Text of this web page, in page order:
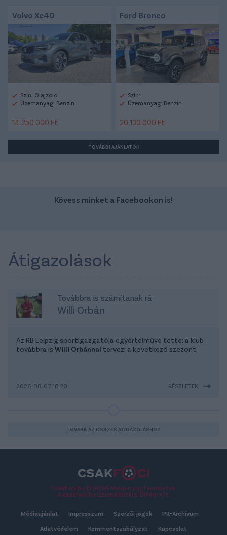
Volvo Xc40
Szín: Olajzöld
Üzemanyag: Benzin
14 250 000 Ft
Ford Bronco
Szín:
Üzemanyag: Benzin
20 130 000 Ft
TOVÁBBI AJÁNLATOK
Kövess minket a Facebookon is!
Átigazolások
Továbbra is számítanak rá
Willi Orbán
Az RB Leipzig sportigazgatója egyértelművé tette: a klub
továbbra is Willi Orbánnal tervezi a következő szezont.
2026-08-07 18:20 RÉSZLETEK
TOVÁBB AZ ÖSSZES ÁTIGAZOLÁSHOZ
Csakfoci.hu © 2026 Minden jog fenntartva.
A csakfoci.hu üzemeltetője: DrFoci Kft.
Médiaajánlat Impresszum Szerzői jogok PR-Archívum
Adatvédelem Kommentszabályzat Kapcsolat